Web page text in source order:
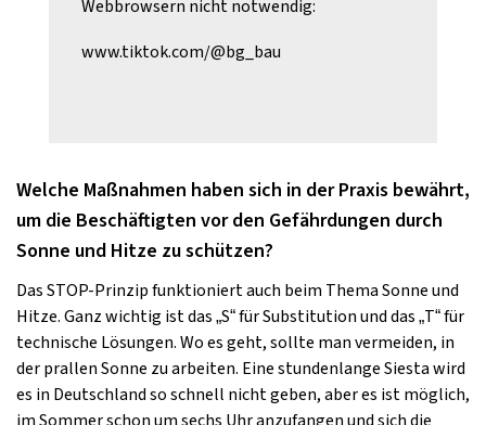
Webbrowsern nicht notwendig:
www.tiktok.com/@bg_bau
Welche Maßnahmen haben sich in der Praxis bewährt,
um die Beschäftigten vor den Gefährdungen durch
Sonne und Hitze zu schützen?
Das STOP-Prinzip funktioniert auch beim Thema Sonne und
Hitze. Ganz wichtig ist das „S“ für Substitution und das „T“ für
technische Lösungen. Wo es geht, sollte man vermeiden, in
der prallen Sonne zu arbeiten. Eine stundenlange Siesta wird
es in Deutschland so schnell nicht geben, aber es ist möglich,
im Sommer schon um sechs Uhr anzufangen und sich die